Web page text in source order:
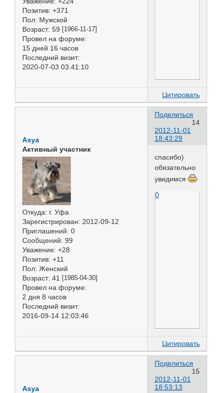
Позитив: +371
Пол: Мужской
Возраст: 59 [1966-11-17]
Провел на форуме:
15 дней 16 часов
Последний визит:
2020-07-03 03:41:10
Цитировать
Поделиться
14
2012-11-01
18:43:29
Asya
Активный участник
Откуда: г. Уфа
Зарегистрирован: 2012-09-12
Приглашений: 0
Сообщений: 99
Уважение: +28
Позитив: +11
Пол: Женский
Возраст: 41 [1985-04-30]
Провел на форуме:
2 дня 8 часов
Последний визит:
2016-09-14 12:03:46
спасибо)
обязательно
увидимся
0
Цитировать
Поделиться
15
2012-11-01
18:53:13
Asya